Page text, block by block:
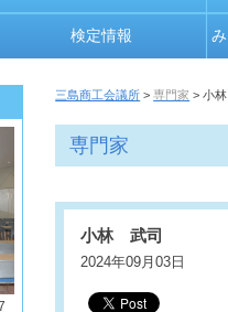
検定情報
三島商工会議所 >専門家 > 小
専門家
小林 武司
2024年09月03日